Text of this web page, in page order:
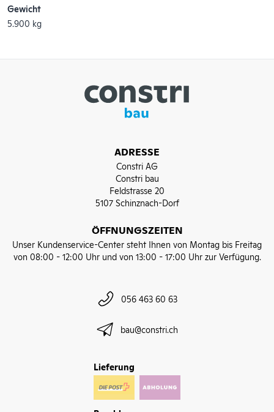
Gewicht
5.900 kg
ADRESSE
Constri AG
Constri bau
Feldstrasse 20
5107 Schinznach-Dorf
ÖFFNUNGSZEITEN
Unser Kundenservice-Center steht Ihnen von Montag bis Freitag
von 08:00 - 12:00 Uhr und von 13:00 - 17:00 Uhr zur Verfügung.
056 463 60 63
bau@constri.ch
Lieferung